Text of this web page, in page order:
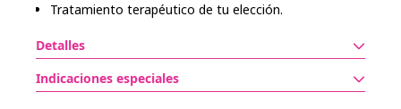
Tratamiento terapéutico de tu elección.
Detalles
clima. Debes seleccionar tu horario al llegar al
Indicaciones especiales